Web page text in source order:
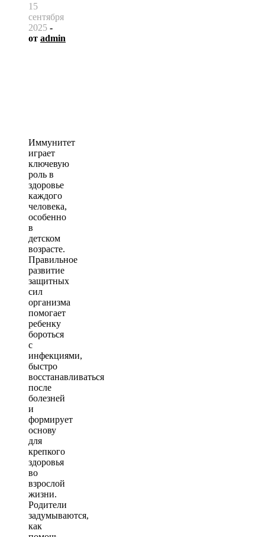
15
сентября
2025 -
от admin
Иммунитет
играет
ключевую
роль в
здоровье
каждого
человека,
особенно
в
детском
возрасте.
Правильное
развитие
защитных
сил
организма
помогает
ребенку
бороться
с
инфекциями,
быстро
восстанавливаться
после
болезней
и
формирует
основу
для
крепкого
здоровья
во
взрослой
жизни.
Родители
задумываются,
как